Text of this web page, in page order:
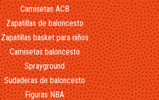
Camisetas ACB
Zapatillas de baloncesto
Zapatillas basket para niños
Camisetas baloncesto
Sprayground
Sudaderas de baloncesto
Figuras NBA